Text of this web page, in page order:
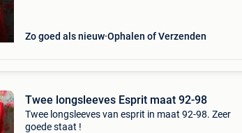
Zo goed als nieuw Ophalen of Verzenden
Twee longsleeves Esprit maat 92-98
Twee longsleeves van esprit in maat 92-98. Zeer
goede staat !